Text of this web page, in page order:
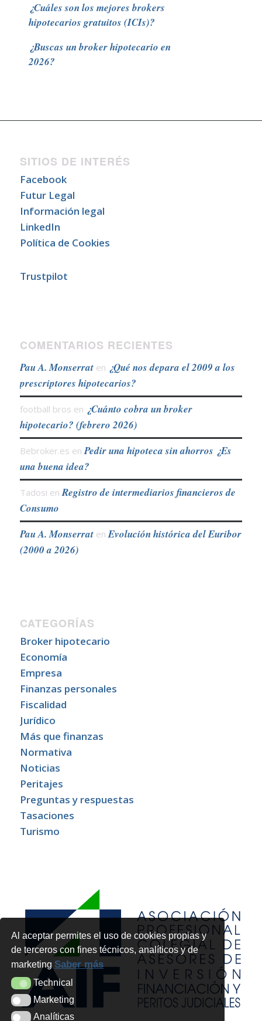
Al aceptar permites el uso de cookies propias y
de terceros con fines técnicos, analíticos y de
marketingSaber más
TechnicalTechnical
MarketingMarketing
AnalíticasAnalíticas
¿Cuáles son los mejores brokers
hipotecarios gratuitos (ICIs)?
¿Buscas un broker hipotecario en
2026?
SITIOS DE INTERÉS
Facebook
Futur Legal
Información legal
LinkedIn
Política de Cookies
Trustpilot
COMENTARIOS RECIENTES
Pau A. Monserraten ¿Qué nos depara el 2009 a los
prescriptores hipotecarios?
football bros en ¿Cuánto cobra un broker
hipotecario? (febrero 2026)
Bebroker.es en Pedir una hipoteca sin ahorros ¿Es
una buena idea?
Tadosi en Registro de intermediarios financieros de
Consumo
Pau A. Monserraten Evolución histórica del Euribor
(2000 a 2026)
CATEGORÍAS
Broker hipotecario
Economía
Empresa
Finanzas personales
Fiscalidad
Jurídico
Más que finanzas
Normativa
Noticias
Peritajes
Preguntas y respuestas
Tasaciones
Turismo